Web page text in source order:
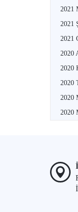
2021
2021
2021
2020
2020
2020
2020
2020